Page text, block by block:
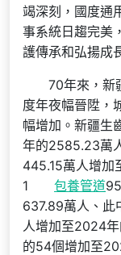
竭深刻，國度通
事系統日趨完美
護傳承和弘揚成
70年來，新
度年夜幅晉陞，
幅增加。新疆生
年的2585.23萬
445.15萬人增
1
包養管道
637.89萬人、此
人增加至2024
的54個增加至